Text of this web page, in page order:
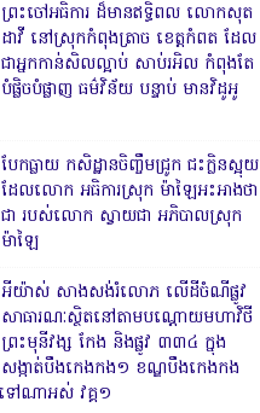
ព្រះចៅអធិការ ដ៏មានឥទ្ធិពល លោកសុត
ដាវី នៅស្រុកកំពុងត្រាច ខេត្តកំពត ដែល
ជាអ្នកកាន់សិលល្អាប់ សាប់រអិល កំពុងតែ
បំផ្លិចបំផ្លាញ ធម៌វិន័យ បន្ទាប់ មានវិដូអូ
បែកធ្លាយ កសិដ្ឋានចិញ្ចឹមជ្រូក ជះក្លិនស្អុយ
ដែលលោក អធិការស្រុក ម៉ាឡៃអះអាងថា
ជា របស់លោក ស្វាយជា អភិបាលស្រុក
ម៉ាឡៃ
អីយ៉ាស់ សាងសង់រំលោភ លើដីចំណីផ្លូវ
សាធារណៈស្ថិតនៅតាមបណ្ដោយមហាវិថី
ព្រះមុនីវង្ស កែង និងផ្លូវ ៣៣៤ ក្នុង
សង្កាត់បឹងកេងកង១ ខណ្ឌបឹងកេងកង
ទៅណាអស់ វគ្គ១